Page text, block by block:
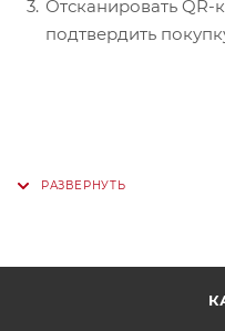
Отсканировать QR-
подтвердить